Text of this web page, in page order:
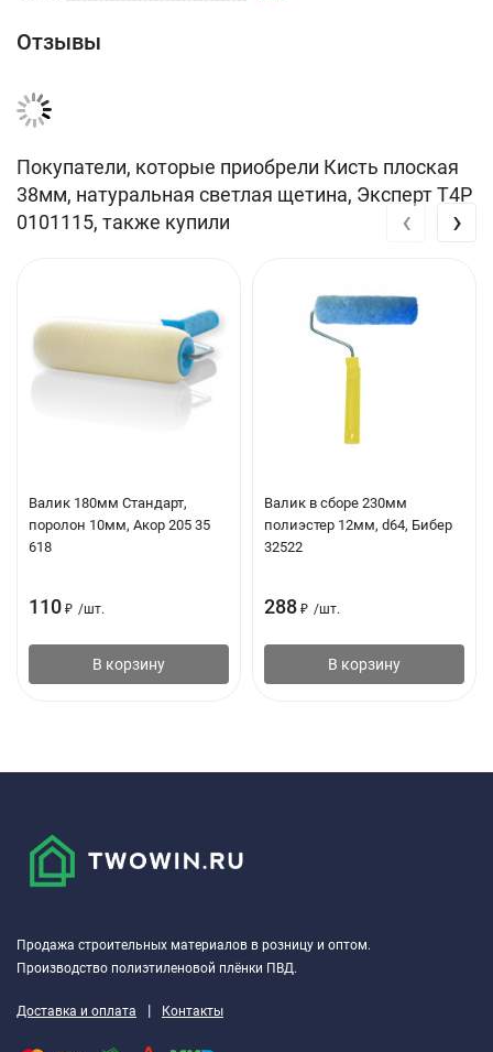
Отзывы
Покупатели, которые приобрели Кисть плоская
38мм, натуральная светлая щетина, Эксперт T4P
0101115, также купили
Валик 180мм Стандарт,
поролон 10мм, Акор 205 35
618
110 ₽ /шт.
В корзину
Валик в сборе 230мм
полиэстер 12мм, d64, Бибер
32522
288 ₽ /шт.
В корзину
‹ ›
Продажа строительных материалов в розницу и оптом.
Производство полиэтиленовой плёнки ПВД.
Доставка и оплата | Контакты